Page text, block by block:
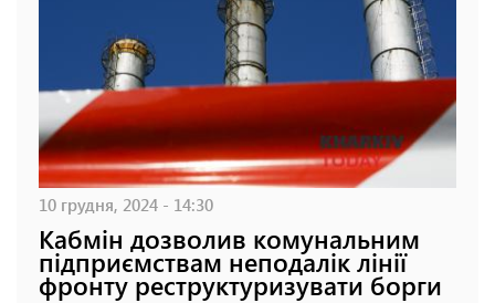
10 грудня, 2024 - 14:30
Кабмін дозволив комунальним
підприємствам неподалік лінії
фронту реструктуризувати борги